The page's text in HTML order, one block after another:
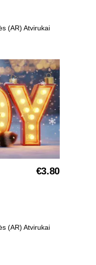
(AR) Atvirukai
€3.80
(AR) Atvirukai